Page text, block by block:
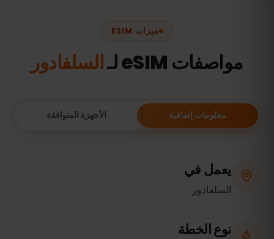
ميزات ESIM
مواصفات eSIM لـ السلفادور
معلومات إضافية الأجهزة المتوافقة
يعمل في
السلفادور
نوع الخطة